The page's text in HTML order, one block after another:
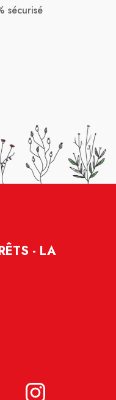
sécurisé
- LA